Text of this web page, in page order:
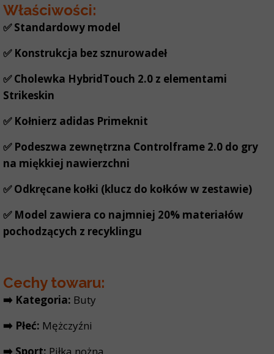
Właściwości:
✅ Standardowy model
✅ Konstrukcja bez sznurowadeł
✅ Cholewka HybridTouch 2.0 z elementami
Strikeskin
✅ Kołnierz adidas Primeknit
✅ Podeszwa zewnętrzna Controlframe 2.0 do gry
na miękkiej nawierzchni
✅ Odkręcane kołki (klucz do kołków w zestawie)
✅ Model zawiera co najmniej 20% materiałów
pochodzących z recyklingu
Cechy towaru:
➡️ Kategoria: Buty
➡️ Płeć: Mężczyźni